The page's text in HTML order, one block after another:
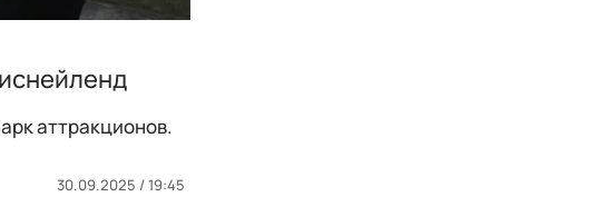
аттракционов.
30.09.2025 / 19:45